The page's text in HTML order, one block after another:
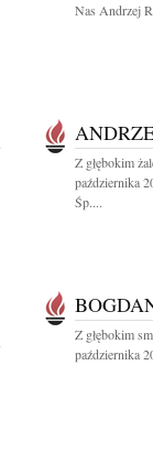
Nas Andrzej
Z głębokim
października
Śp....
Z głębokim
października